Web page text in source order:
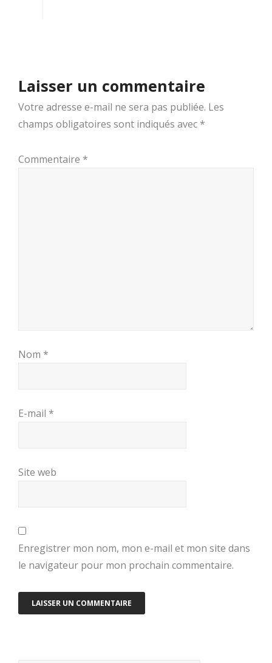
Laisser un commentaire
Votre adresse e-mail ne sera pas publiée. Les
champs obligatoires sont indiqués avec *
Commentaire *
Nom *
E-mail *
Site web
Enregistrer mon nom, mon e-mail et mon site dans
le navigateur pour mon prochain commentaire.